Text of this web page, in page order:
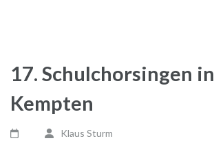
17. Schulchorsingen in
Kempten
Klaus Sturm